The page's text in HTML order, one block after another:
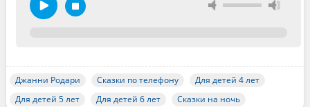
Джанни Родари Сказки по телефону
Для детей 4 лет
Для детей 5 лет
Для детей 6 лет Сказки на ночь